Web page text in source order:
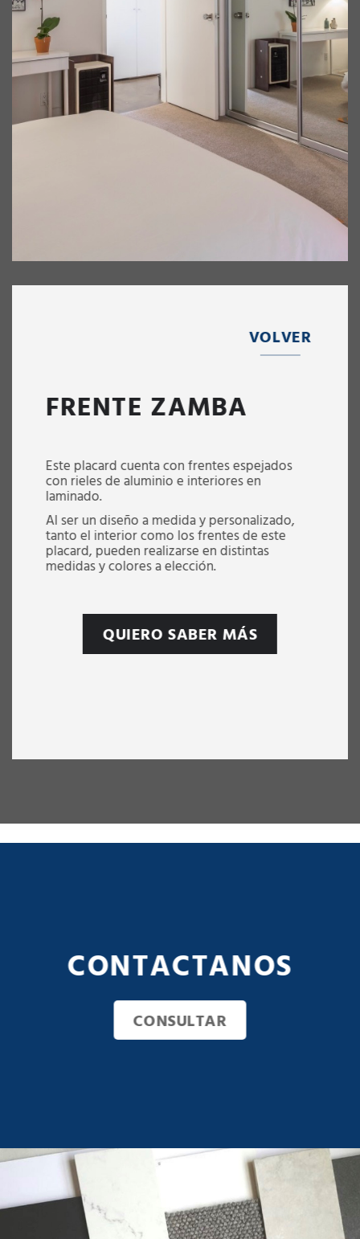
VOLVER
FRENTE ZAMBA
Este placard cuenta con frentes espejados
con rieles de aluminio e interiores en
laminado.
Al ser un diseño a medida y personalizado,
tanto el interior como los frentes de este
placard, pueden realizarse en distintas
medidas y colores a elección.
QUIERO SABER MÁS
CONTACTANOS
CONSULTAR